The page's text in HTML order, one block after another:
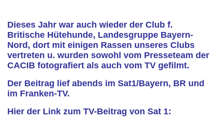
Dieses Jahr war auch wieder der Club f.
Britische Hütehunde, Landesgruppe Bayern-
Nord, dort mit einigen Rassen unseres Clubs
vertreten u. wurden sowohl vom Presseteam der
CACIB fotografiert als auch vom TV gefilmt.
Der Beitrag lief abends im Sat1/Bayern, BR und
im Franken-TV.
Hier der Link zum TV-Beitrag von Sat 1: